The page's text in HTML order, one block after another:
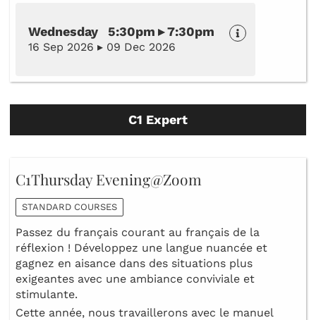
Wednesday 5:30pm ▸ 7:30pm
16 Sep 2026 ▸ 09 Dec 2026
C1 Expert
C1Thursday Evening@Zoom
STANDARD COURSES
Passez du français courant au français de la
réflexion ! Développez une langue nuancée et
gagnez en aisance dans des situations plus
exigeantes avec une ambiance conviviale et
stimulante.
Cette année, nous travaillerons avec le manuel